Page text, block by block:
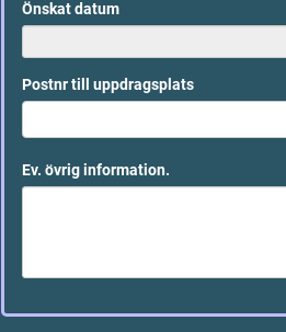
Önskat datum
Postnr till uppdragsplats
Ev. övrig information.